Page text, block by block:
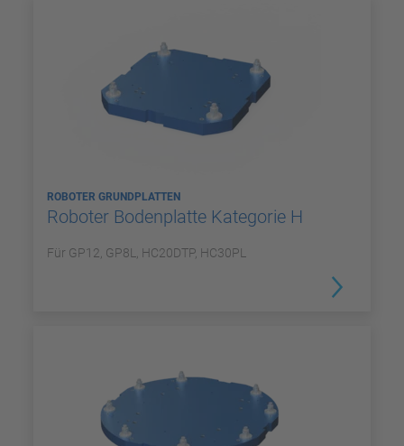
ROBOTER GRUNDPLATTEN
Roboter Bodenplatte Kategorie H
Für GP12, GP8L, HC20DTP, HC30PL